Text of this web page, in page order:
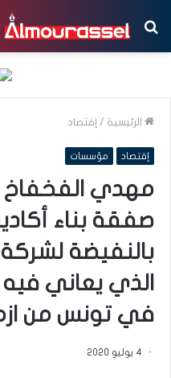
بحث
عن
الرئيسية / إقتصاد
إقتصاد مؤسسات
مهدي الفخفاخ
صفقة بناء
بالنفيضة
الذي يعاني
في تونس من
4 يوليو 2020